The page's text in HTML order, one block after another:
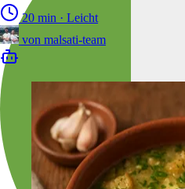
20 min · Leicht
von malsati-team